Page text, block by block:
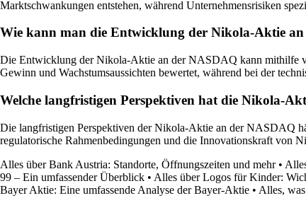
Marktschwankungen entstehen, während Unternehmensrisiken
Wie kann man die Entwicklung der Nikola-Aktie
Die Entwicklung der Nikola-Aktie an der NASDAQ kann mithilfe
Gewinn und Wachstumsaussichten bewertet, während bei der
Welche langfristigen Perspektiven hat die Nikola-
Die langfristigen Perspektiven der Nikola-Aktie an der NASDAQ
regulatorische Rahmenbedingungen und die Innovationskraft von
Alles über Bank Austria: Standorte, Öffnungszeiten und mehr•
99 – Ein umfassender Überblick • Alles über Logos für Kinder:
Bayer Aktie: Eine umfassende Analyse der Bayer-Aktie • Alles,